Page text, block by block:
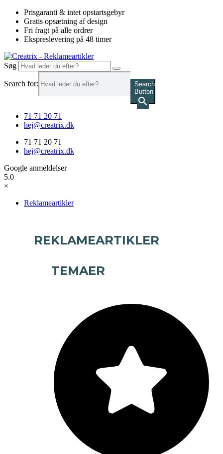
Videre
indhold
Prisgaranti & intet opstartsgebyr
Gratis opsætning af design
Fri fragt på alle ordrer
Ekspreslevering på 48 timer
Søg
Search for:
Search
Button
71 71 20 71
hej@creatrix.dk
71 71 20 71
hej@creatrix.dk
Google anmeldelser
5.0
×
Reklameartikler
REKLAMEARTIKLER
TEMAER